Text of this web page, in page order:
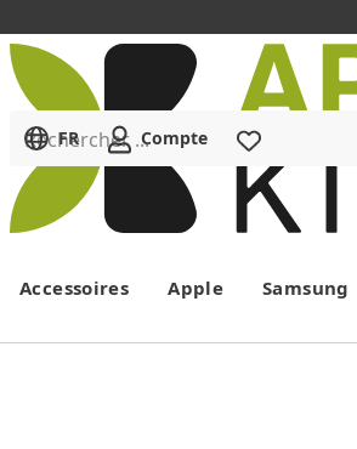
Menu
Rechercher ...
FR Compte
Accessoires Apple Samsung